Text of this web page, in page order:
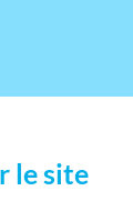
le site